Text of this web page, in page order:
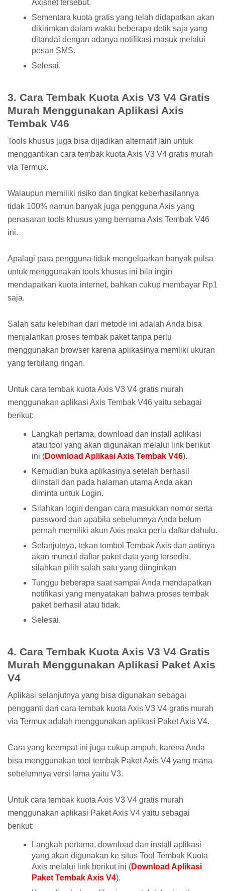
Axisnet tersebut.
Sementara kuota gratis yang telah didapatkan akan
dikirimkan dalam waktu beberapa detik saja yang
ditandai dengan adanya notifikasi masuk melalui
pesan SMS.
Selesai.
3. Cara Tembak Kuota Axis V3 V4 Gratis
Murah Menggunakan Aplikasi Axis
Tembak V46
Tools khusus juga bisa dijadikan alternatif lain untuk
menggantikan cara tembak kuota Axis V3 V4 gratis murah
via Termux.
Walaupun memiliki risiko dan tingkat keberhasilannya
tidak 100% namun banyak juga pengguna Axis yang
penasaran tools khusus yang bernama Axis Tembak V46
ini.
Apalagi para pengguna tidak mengeluarkan banyak pulsa
untuk menggunakan tools khusus ini bila ingin
mendapatkan kuota internet, bahkan cukup membayar Rp1
saja.
Salah satu kelebihan dari metode ini adalah Anda bisa
menjalankan proses tembak paket tanpa perlu
menggunakan browser karena aplikasinya memliki ukuran
yang terbilang ringan.
Untuk cara tembak kuota Axis V3 V4 gratis murah
menggunakan aplikasi Axis Tembak V46 yaitu sebagai
berikut:
Langkah pertama, download dan install aplikasi
atau tool yang akan digunakan melalui link berikut
ini (Download Aplikasi Axis Tembak V46).
Kemudian buka aplikasinya setelah berhasil
diinstall dan pada halaman utama Anda akan
diminta untuk Login.
Silahkan login dengan cara masukkan nomor serta
password dan apabila sebelumnya Anda belum
pernah memiliki akun Axis maka perlu daftar dahulu.
Selanjutnya, tekan tombol Tembak Axis dan antinya
akan muncul daftar paket data yang tersedia,
silahkan pilih salah satu yang diinginkan
Tunggu beberapa saat sampai Anda mendapatkan
notifikasi yang menyatakan bahwa proses tembak
paket berhasil atau tidak.
Selesai.
4. Cara Tembak Kuota Axis V3 V4 Gratis
Murah Menggunakan Aplikasi Paket Axis
V4
Aplikasi selanjutnya yang bisa digunakan sebagai
pengganti dari cara tembak kuota Axis V3 V4 gratis murah
via Termux adalah menggunakan aplikasi Paket Axis V4.
Cara yang keempat ini juga cukup ampuh, karena Anda
bisa menggunakan tool tembak Paket Axis V4 yang mana
sebelumnya versi lama yaitu V3.
Untuk cara tembak kuota Axis V3 V4 gratis murah
menggunakan aplikasi Paket Axis V4 yaitu sebagai
berikut:
Langkah pertama, download dan install aplikasi
yang akan digunakan ke situs Tool Tembak Kuota
Axis melalui link berikut ini (Download Aplikasi
Paket Tembak Axis V4).